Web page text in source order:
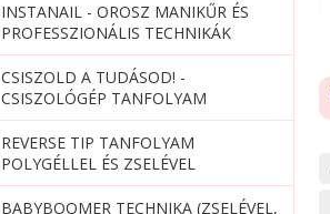
INSTANAIL - OROSZ MANIKŰR ÉS
PROFESSZIONÁLIS TECHNIKÁK
CSISZOLD A TUDÁSOD! -
CSISZOLÓGÉP TANFOLYAM
REVERSE TIP TANFOLYAM
POLYGÉLLEL ÉS ZSELÉVEL
BABYBOOMER TECHNIKA (ZSELÉVEL,